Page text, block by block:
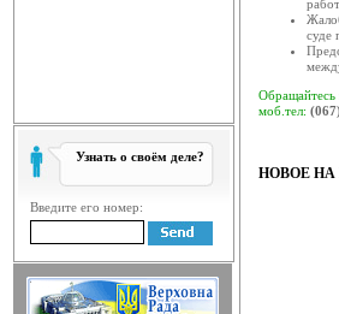
Узнать о своём деле?
Введите его номер:
19
(вул.
18
17
суде
Обращайтесь
моб.тел:
НОВОЕ